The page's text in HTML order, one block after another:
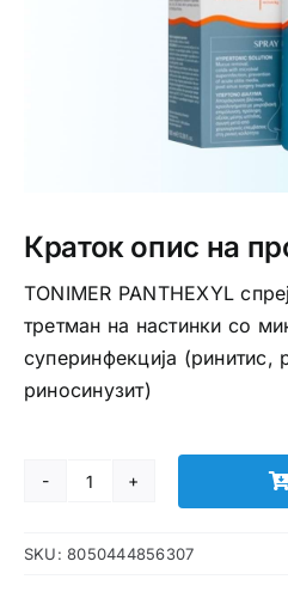
Краток опис на
TONIMER PANTHEXYL
третман на настинки со
суперинфекција (ринитис,
риносинузит)
Tonimer
Panthexyl
SKU:8050444856307